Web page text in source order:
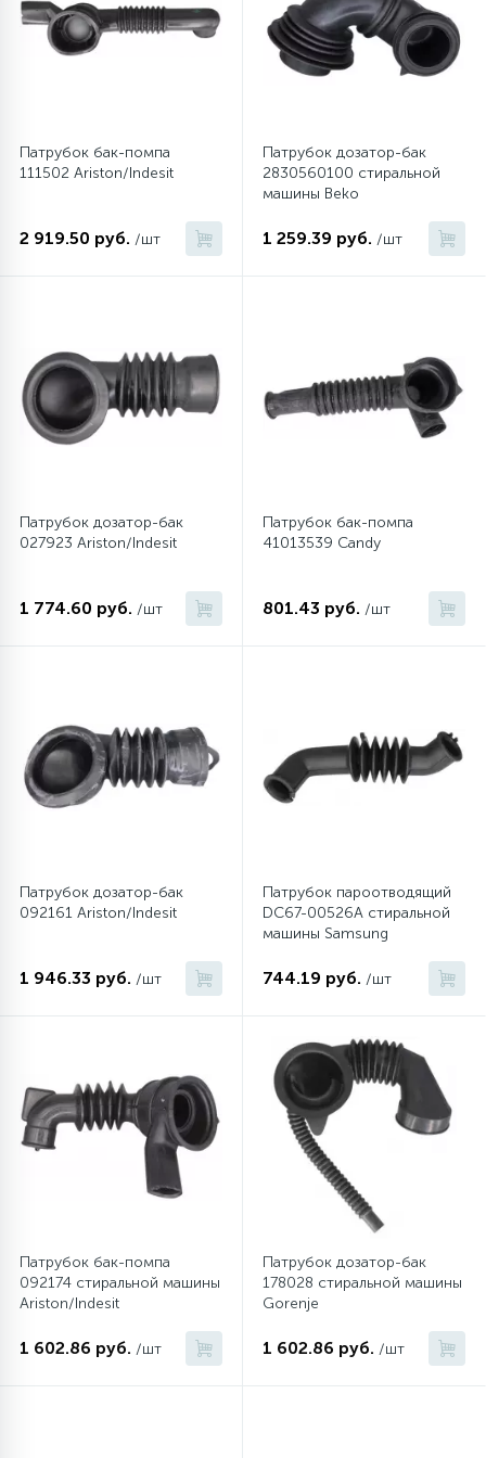
Шлейфы дверей
6
Фильтры осушители
Электрокомпоненты
Патрубок бак-помпа
111502 Ariston/Indesit
2 919.50 руб. /шт
Патрубок дозатор-бак
2830560100 стиральной
машины Beko
1 259.39 руб. /шт
Патрубок дозатор-бак
027923 Ariston/Indesit
1 774.60 руб. /шт
Патрубок бак-помпа
41013539 Candy
801.43 руб. /шт
Патрубок дозатор-бак
092161 Ariston/Indesit
1 946.33 руб. /шт
Патрубок пароотводящий
DC67-00526A стиральной
машины Samsung
744.19 руб. /шт
Патрубок бак-помпа
092174 стиральной машины
Ariston/Indesit
1 602.86 руб. /шт
Патрубок дозатор-бак
178028 стиральной машины
Gorenje
1 602.86 руб. /шт